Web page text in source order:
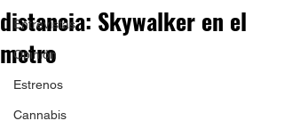
Entrevistas
Opinión
Estrenos
Cannabis
distancia: Skywalker en el
metro